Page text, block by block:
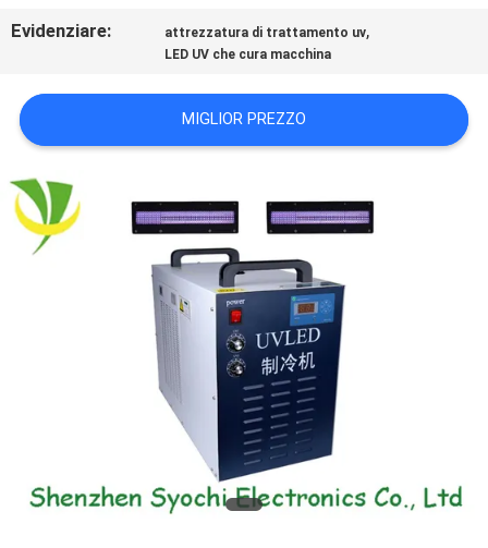
MAPPA
SITO
POLICY
Evidenziare: attrezzatura di trattamento uv,
LED UV che cura macchina
MIGLIOR PREZZO